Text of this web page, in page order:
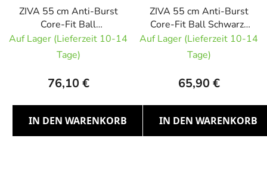
ZIVA 55 cm Anti-Burst
Core-Fit Ball
Gymnastikball
Auf Lager (Lieferzeit 10-14
Tage)
76,10 €
IN DEN WARENKORB
ZIVA 55 cm Anti-Burst
Core-Fit Ball Schwarz-
Gelb Gymnastikball
Auf Lager (Lieferzeit 10-14
Tage)
65,90 €
IN DEN WARENKORB